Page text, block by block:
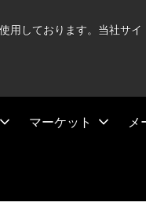
用しております。当社サ
マーケット メ